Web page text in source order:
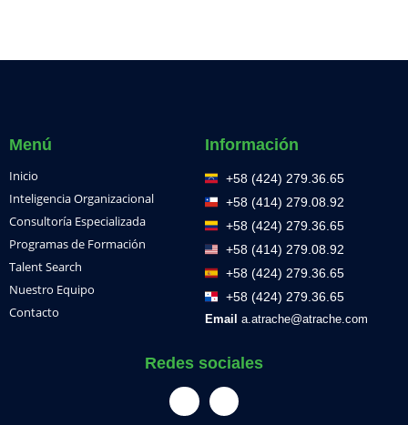
Menú
Inicio
Inteligencia Organizacional
Consultoría Especializada
Programas de Formación
Talent Search
Nuestro Equipo
Contacto
Información
+58 (424) 279.36.65
+58 (414) 279.08.92
+58 (424) 279.36.65
+58 (414) 279.08.92
+58 (424) 279.36.65
+58 (424) 279.36.65
Emaila.atrache@atrache.com
Redes sociales